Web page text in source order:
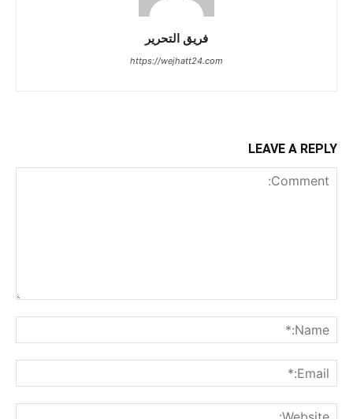
فريق التحرير
https://wejhatt24.com
LEAVE A REPLY